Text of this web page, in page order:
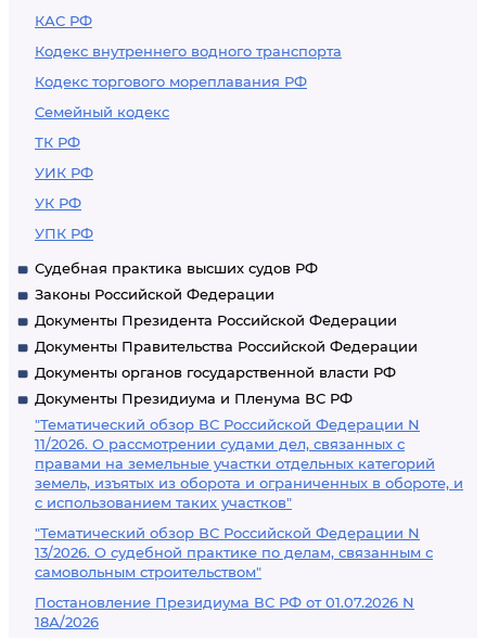
КАС РФ
Кодекс внутреннего водного транспорта
Кодекс торгового мореплавания РФ
Семейный кодекс
ТК РФ
УИК РФ
УК РФ
УПК РФ
Судебная практика высших судов РФ
Законы Российской Федерации
Документы Президента Российской Федерации
Документы Правительства Российской Федерации
Документы органов государственной власти РФ
Документы Президиума и Пленума ВС РФ
"Тематический обзор ВС Российской Федерации N
11/2026. О рассмотрении судами дел, связанных с
правами на земельные участки отдельных категорий
земель, изъятых из оборота и ограниченных в обороте, и
с использованием таких участков"
"Тематический обзор ВС Российской Федерации N
13/2026. О судебной практике по делам, связанным с
самовольным строительством"
Постановление Президиума ВС РФ от 01.07.2026 N
18А/2026